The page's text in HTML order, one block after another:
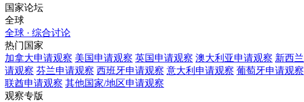
国家论坛
全球
全球 · 综合讨论
热门国家
加拿大申请观察 美国申请观察 英国申请观察 澳大利亚申请观察 新西兰
请观察 芬兰申请观察 西班牙申请观察 意大利 申请观察 葡萄牙申请观察
联酋申请观察 其他国家/地区申请观察
观察专版